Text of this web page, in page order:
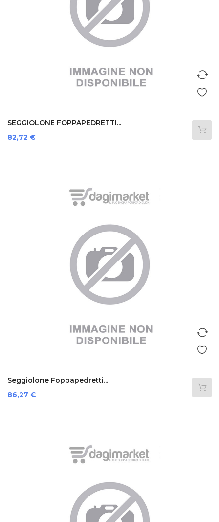
SEGGIOLONE FOPPAPEDRETTI...
Prezzo
82,72 €
Seggiolone Foppapedretti...
Prezzo
86,27 €